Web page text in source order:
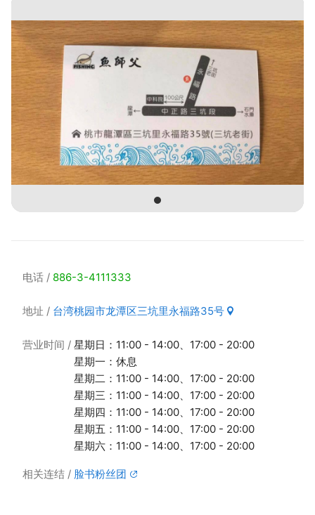
电话 886-3-4111333
地址 台湾桃园市龙潭区三坑里永福路35号
营业时间
星期日：11:00 - 14:00、17:00 - 20:00
星期一：休息
星期二：11:00 - 14:00、17:00 - 20:00
星期三：11:00 - 14:00、17:00 - 20:00
星期四：11:00 - 14:00、17:00 - 20:00
星期五：11:00 - 14:00、17:00 - 20:00
星期六：11:00 - 14:00、17:00 - 20:00
相关连结 脸书粉丝团